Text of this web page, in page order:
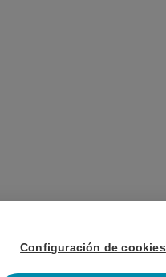
Configuración de cookies